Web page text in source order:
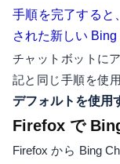
手順を完了すると
された新しい Bing
チャットボットに
記と同じ手順を使
デフォルトを使用
Firefox で
Firefox から Bing